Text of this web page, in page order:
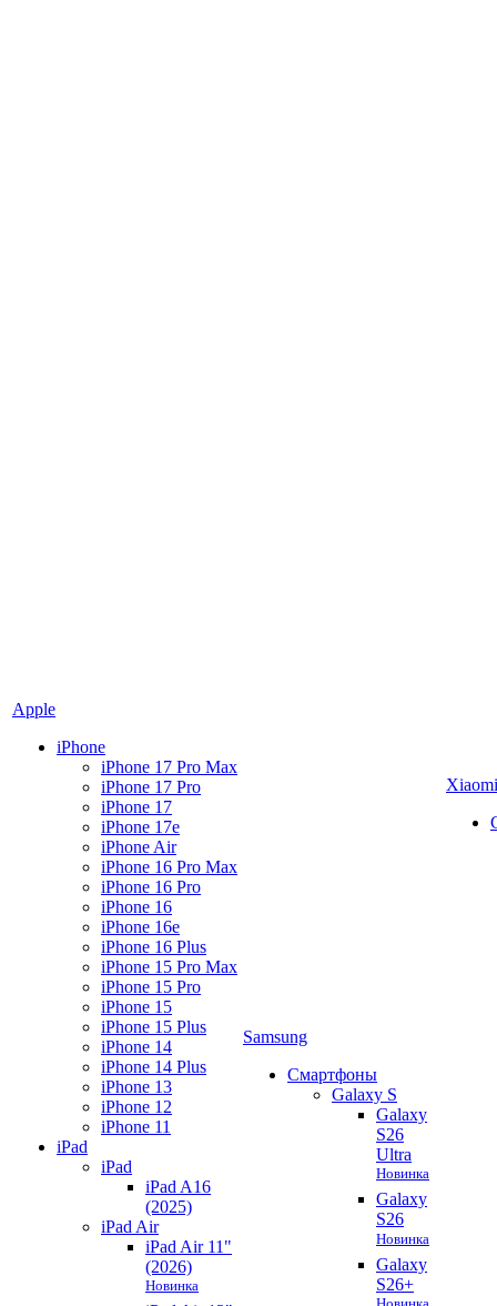
Apple
iPhone
iPhone 17 Pro Max
iPhone 17 Pro
iPhone 17
iPhone 17e
iPhone Air
iPhone 16 Pro Max
iPhone 16 Pro
iPhone 16
iPhone 16e
iPhone 16 Plus
iPhone 15 Pro Max
iPhone 15 Pro
iPhone 15
iPhone 15 Plus
iPhone 14
iPhone 14 Plus
iPhone 13
iPhone 12
iPhone 11
iPad
iPad
iPad A16
(2025)
iPad Air
iPad Air 11"
(2026)
Новинка
Samsung
Смартфоны
Galaxy S
Galaxy
S26
Ultra
Новинка
Galaxy
S26
Новинка
Galaxy
S26+
Xiaomi